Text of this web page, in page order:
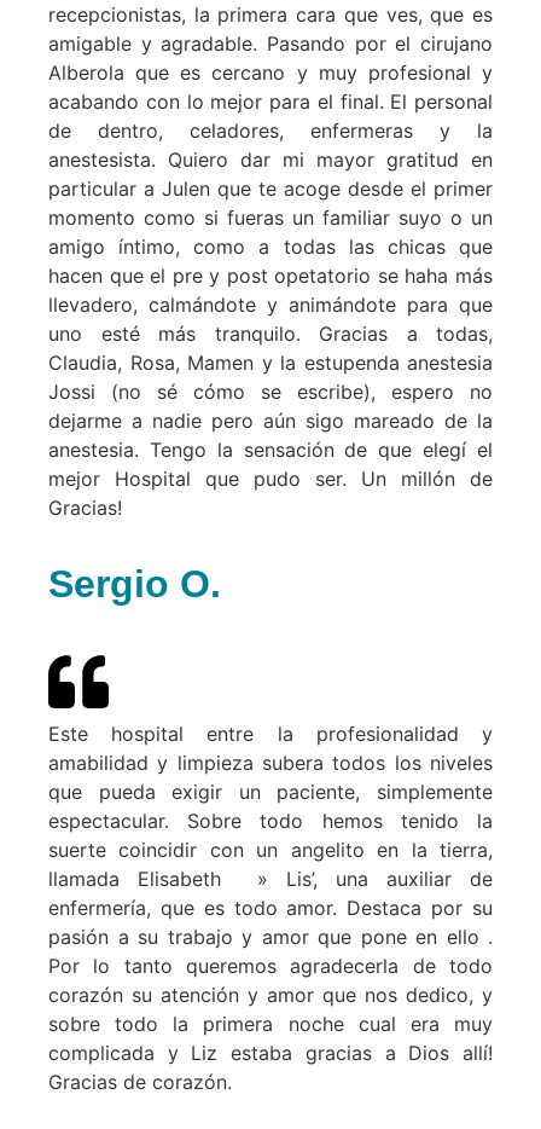
recepcionistas, la primera cara que ves, que es
amigable y agradable. Pasando por el cirujano
Alberola que es cercano y muy profesional y
acabando con lo mejor para el final. El personal
de dentro, celadores, enfermeras y la
anestesista. Quiero dar mi mayor gratitud en
particular a Julen que te acoge desde el primer
momento como si fueras un familiar suyo o un
amigo íntimo, como a todas las chicas que
hacen que el pre y post opetatorio se haha más
llevadero, calmándote y animándote para que
uno esté más tranquilo. Gracias a todas,
Claudia, Rosa, Mamen y la estupenda anestesia
Jossi (no sé cómo se escribe), espero no
dejarme a nadie pero aún sigo mareado de la
anestesia. Tengo la sensación de que elegí el
mejor Hospital que pudo ser. Un millón de
Gracias!
Sergio O.
Este hospital entre la profesionalidad y
amabilidad y limpieza subera todos los niveles
que pueda exigir un paciente, simplemente
espectacular. Sobre todo hemos tenido la
suerte coincidir con un angelito en la tierra,
llamada Elisabeth » Lis’, una auxiliar de
enfermería, que es todo amor. Destaca por su
pasión a su trabajo y amor que pone en ello .
Por lo tanto queremos agradecerla de todo
corazón su atención y amor que nos dedico, y
sobre todo la primera noche cual era muy
complicada y Liz estaba gracias a Dios allí!
Gracias de corazón.